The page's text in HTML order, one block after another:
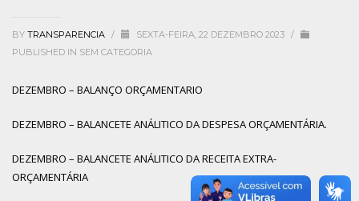
BY TRANSPARENCIA / SEXTA-FEIRA, 22 DEZEMBRO 2023 /
PUBLISHED IN SEM CATEGORIA
DEZEMBRO – BALANÇO ORÇAMENTARIO
DEZEMBRO – BALANCETE ANÁLITICO DA DESPESA ORÇAMENTÁRIA.
DEZEMBRO – BALANCETE ANÁLITICO DA RECEITA EXTRA-
ORÇAMENTÁRIA